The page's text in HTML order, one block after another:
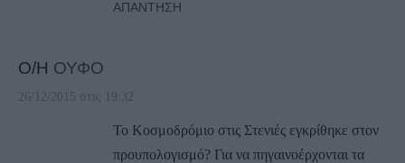
ΑΠΆΝΤΗΣΗ
Ο/Η ΟΥΦΟ
26/12/2015 στις 19:32
Το Κοσμοδρόμιο στις Στενιές εγκρίθηκε στον
προυπολογισμό? Για να πηγαινοέρχονται τα